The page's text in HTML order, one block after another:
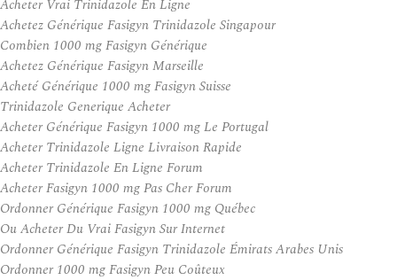
Acheter Vrai Trinidazole En Ligne
Achetez Générique Fasigyn Trinidazole Singapour
Combien 1000 mg Fasigyn Générique
Achetez Générique Fasigyn Marseille
Acheté Générique 1000 mg Fasigyn Suisse
Trinidazole Generique Acheter
Acheter Générique Fasigyn 1000 mg Le Portugal
Acheter Trinidazole Ligne Livraison Rapide
Acheter Trinidazole En Ligne Forum
Acheter Fasigyn 1000 mg Pas Cher Forum
Ordonner Générique Fasigyn 1000 mg Québec
Ou Acheter Du Vrai Fasigyn Sur Internet
Ordonner Générique Fasigyn Trinidazole Émirats Arabes Unis
Ordonner 1000 mg Fasigyn Peu Coûteux